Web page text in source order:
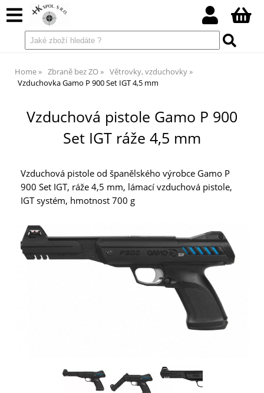
Home Zbraně bez ZO
Větrovky, vzduchovky
Vzduchovka Gamo P 900 Set IGT 4,5 mm
Vzduchová pistole Gamo P 900
Set IGT ráže 4,5 mm
Vzduchová pistole od španělského výrobce Gamo P
900 Set IGT, ráže 4,5 mm, lámací vzduchová pistole,
IGT systém, hmotnost 700 g